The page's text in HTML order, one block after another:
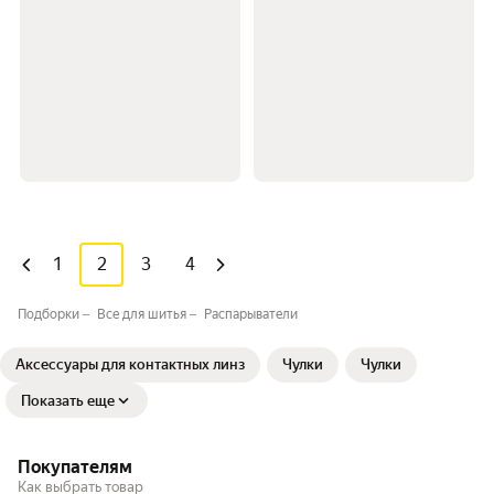
1 2 3 4
Подборки Все для шитья⁣⁣⁣ Распарыватели
Аксессуары для контактных линз Чулки Чулки
Показать еще
Покупателям
Как выбрать товар